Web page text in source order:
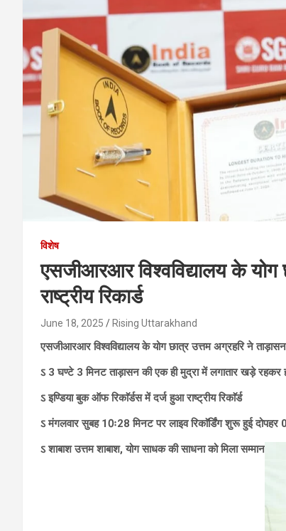
विशेष
एसजीआरआर विश्वविद्यालय के योग
राष्ट्रीय रिकार्ड
June 18, 2025 Rising Uttarakhand
एसजीआरआर विश्वविद्यालय के योग छात्र उत्तम अग्रहरि ने ताड़ासन
ऽ 3 घण्टे 3 मिनट ताड़ासन की एक ही मुद्रा में लगातार खड़े रहकर
ऽ इण्डिया बुक ऑफ रिकाॅर्डस में दर्ज हुआ राष्ट्रीय रिकाॅर्ड
ऽ मंगलवार सुबह 10ः28 मिनट पर लाइव रिकाॅर्डिंग शुरू हुई
ऽ शाबाश उत्तम शाबाश, योग साधक की साधना को मिला सम्मान